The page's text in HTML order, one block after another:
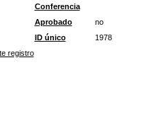
Conferencia
Aprobado
no
ID único
1978
registro